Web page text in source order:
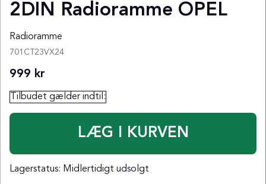
2DIN Radioramme OPEL
Radioramme
701CT23VX24
999 kr
Tilbudet gælder indtil:
Lagerstatus: Midlertidigt udsolgt